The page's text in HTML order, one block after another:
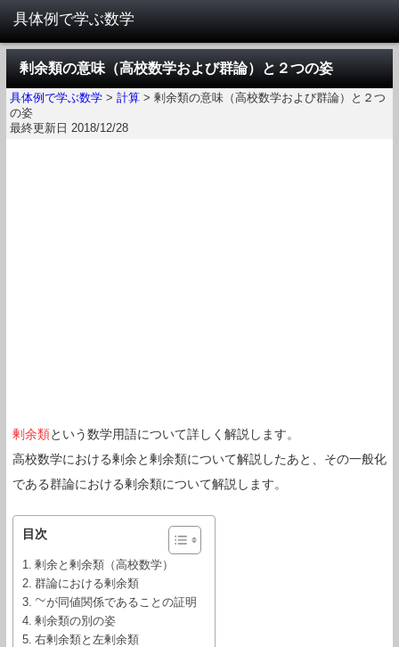
剰余類の意味（高校数学および群論）と２つの姿
具体例で学ぶ数学 > 計算 > 剰余類の意味（高校数学および群論）と２つ
の姿
最終更新日 2018/12/28
剰余類という数学用語について詳しく解説します。
高校数学における剰余と剰余類について解説したあと、その一般化
である群論における剰余類について解説します。
目次
剰余と剰余類（高校数学）
群論における剰余類
∼
∼が同値関係であることの証明
剰余類の別の姿
右剰余類と左剰余類